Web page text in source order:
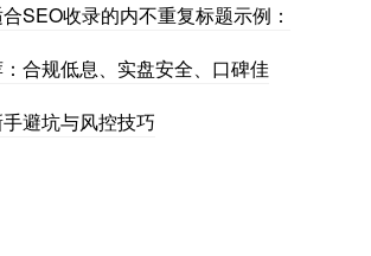
SEO收录的内不重复标题示例：
合规低息、实盘安全、口碑佳
避坑与风控技巧